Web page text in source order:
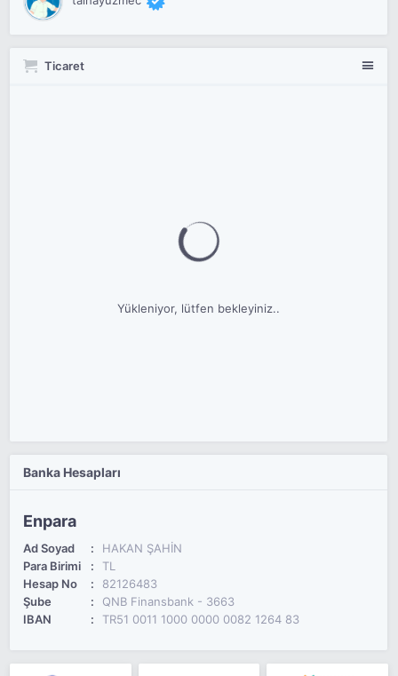
Ticaret
Yükleniyor, lütfen bekleyiniz..
Banka Hesapları
Enpara
Ad Soyad
HAKAN ŞAHİN
Para Birimi
TL
Hesap No
82126483
Şube
QNB Finansbank - 3663
IBAN
TR51 0011 1000 0000 0082 1264 83